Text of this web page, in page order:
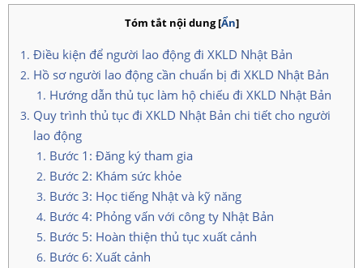
Tóm tắt nội dung[Ẩn]
Điều kiện để người lao động đi XKLD Nhật Bản
Hồ sơ người lao động cần chuẩn bị đi XKLD Nhật Bản
Hướng dẫn thủ tục làm hộ chiếu đi XKLD Nhật Bản
Quy trình thủ tục đi XKLD Nhật Bản chi tiết cho người
lao động
Bước 1: Đăng ký tham gia
Bước 2: Khám sức khỏe
Bước 3: Học tiếng Nhật và kỹ năng
Bước 4: Phỏng vấn với công ty Nhật Bản
Bước 5: Hoàn thiện thủ tục xuất cảnh
Bước 6: Xuất cảnh